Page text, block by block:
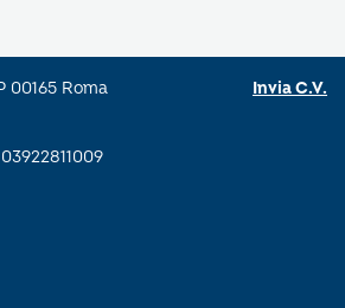
00165 Roma Invia C.V.